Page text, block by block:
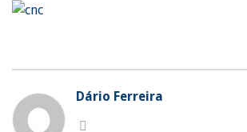
Dário Ferreira